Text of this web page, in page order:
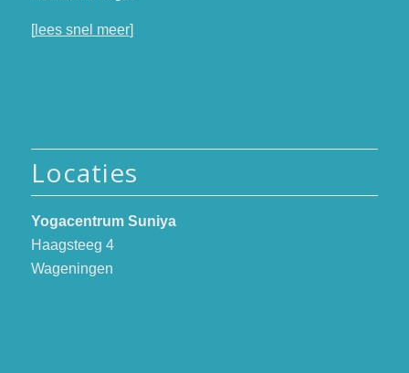
[lees snel meer]
Locaties
Yogacentrum Suniya
Haagsteeg 4
Wageningen